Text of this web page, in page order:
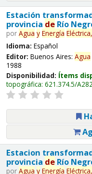
Estación
provincia deRío
por Agua y Energía Eléctrica,
Idioma: Español
Editor: Buenos Aires: Agua
1988
Disponibilidad: Ítems
topográfica: 621.374.5/
Estacion
provincia deRío
por Agua y Energía Eléctrica,